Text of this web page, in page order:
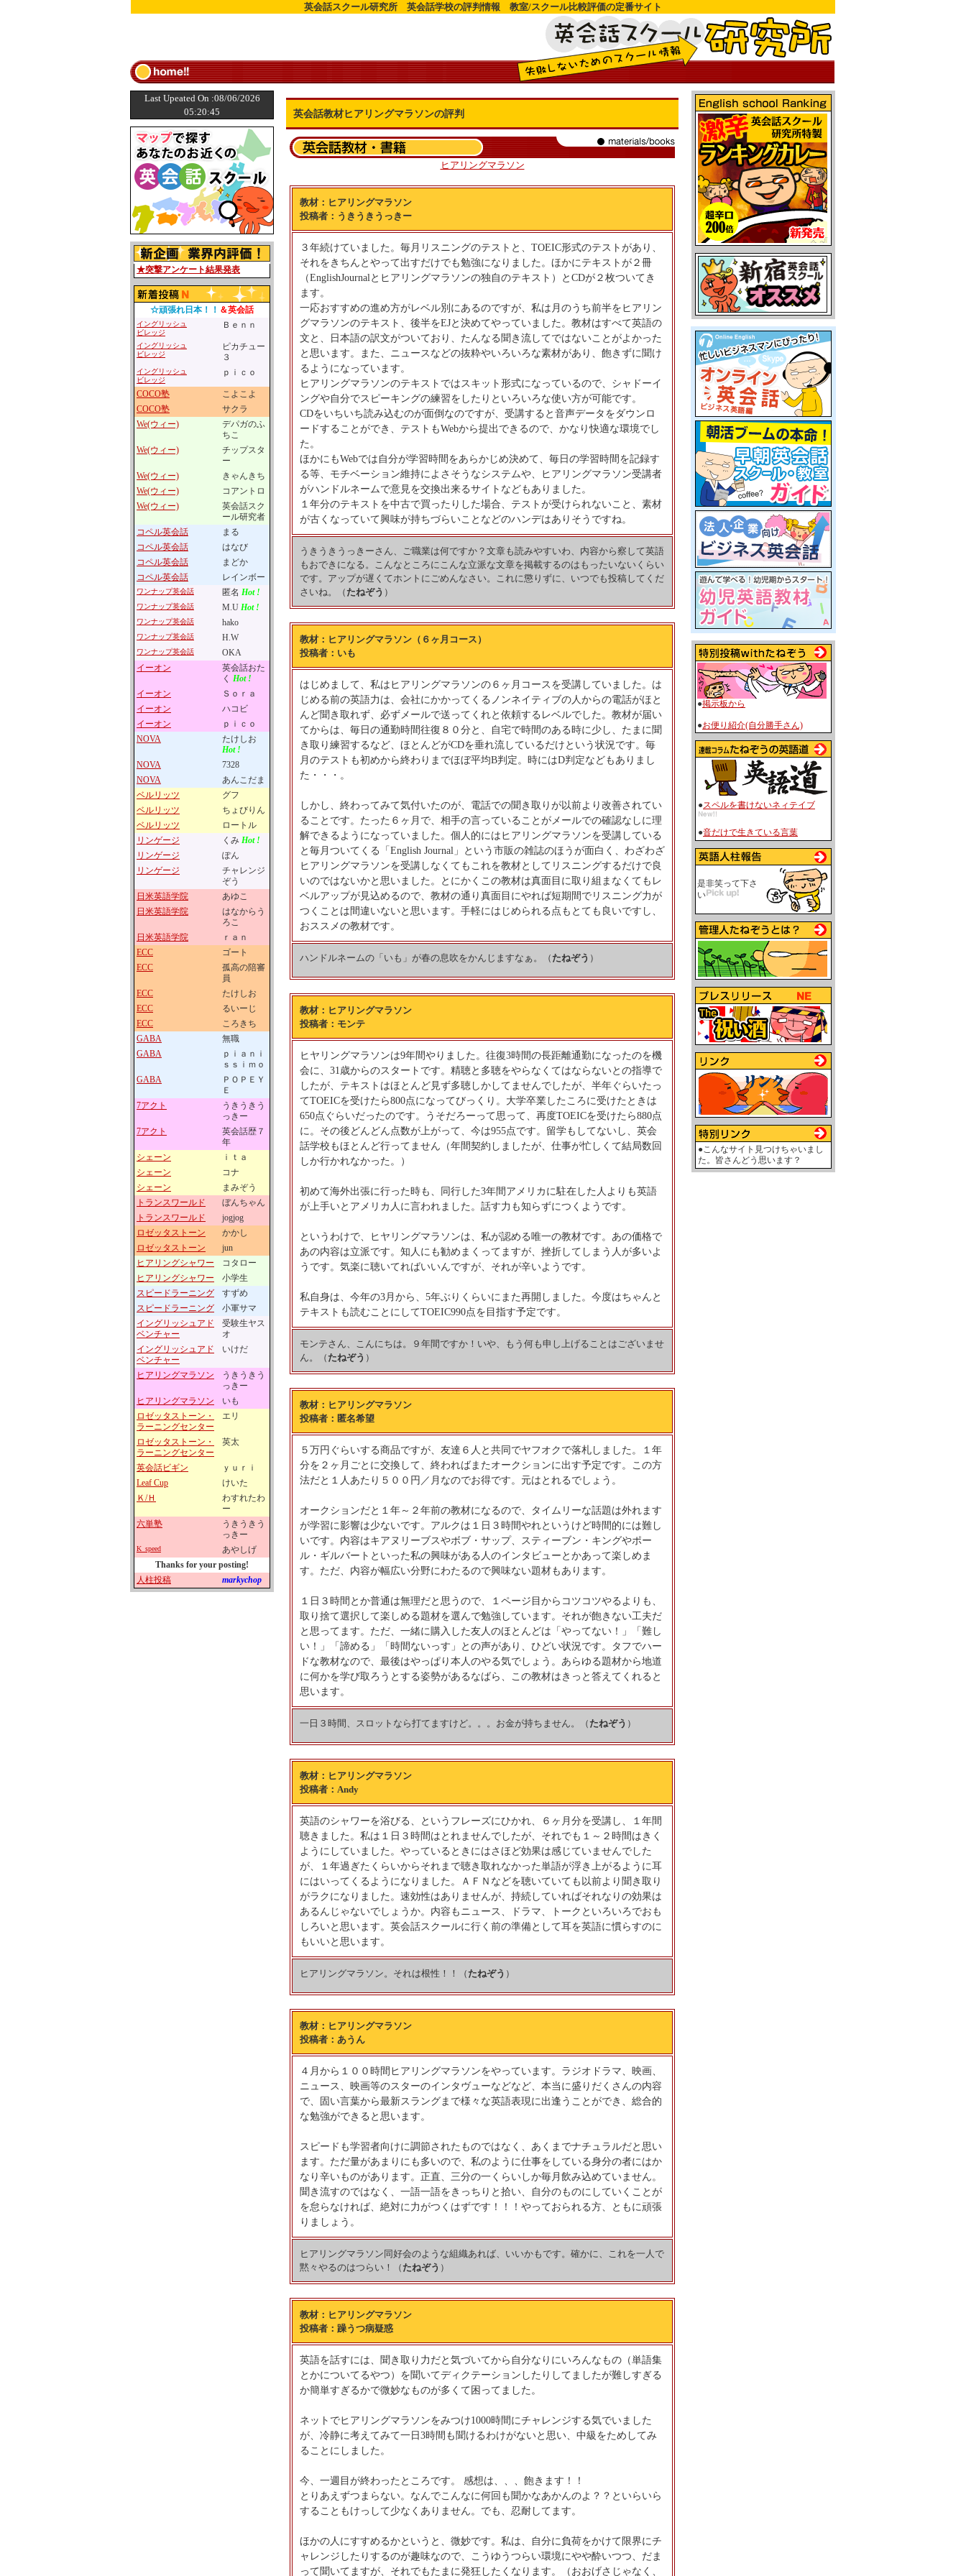
英会話スクール研究所 英会話学校の評判情報 教室/スクール比較評価の定番サイト
Last Upeated On :08/06/2026
05:20:45
★突撃アンケート結果発表
☆頑張れ日本！！ ＆英会話
イングリッシュ
ビレッジ
Ｂｅｎｎ
イングリッシュ
ビレッジ
ピカチュー
３
イングリッシュ
ビレッジ
ｐｉｃｏ
COCO塾
こよこよ
COCO塾
サクラ
We(ウィー)
デパガのふ
ちこ
We(ウィー)
チップスタ
ー
We(ウィー)
きゃんきち
We(ウィー)
コアントロ
We(ウィー)
英会話スク
ール研究者
コペル英会話
まる
コペル英会話
はなび
コペル英会話
まどか
コペル英会話
レインボー
ワンナップ英会話 匿名 Hot !
ワンナップ英会話 M.U Hot !
ワンナップ英会話 hako
ワンナップ英会話 H.W
ワンナップ英会話
OKA
イーオン
英会話おた
く Hot !
イーオン
Ｓｏｒａ
イーオン
ハコビ
イーオン
ｐｉｃｏ
NOVA
たけしお
Hot !
NOVA
7328
NOVA
あんこだま
ベルリッツ
グフ
ベルリッツ
ちょびりん
ベルリッツ
ロートル
リンゲージ
くみ Hot !
リンゲージ
ぽん
リンゲージ
チャレンジ
ぞう
日米英語学院
あゆこ
日米英語学院
はなからう
ろこ
日米英語学院
ｒａｎ
ECC
ゴート
ECC
孤高の陪審
員
ECC
たけしお
ECC
るいーじ
ECC
ころきち
GABA
無職
GABA
ｐｉａｎｉ
ｓｓｉｍｏ
GABA
ＰＯＰＥＹ
Ｅ
7アクト
うきうきう
っきー
7アクト
英会話歴７
年
シェーン
ｉｔａ
シェーン
コナ
シェーン
まみぞう
トランスワールド
ぼんちゃん
トランスワールド
jogjog
ロゼッタストーン
かかし
ロゼッタストーン
jun
ヒアリングシャワー
コタロー
ヒアリングシャワー
小学生
スピードラーニング
すずめ
スピードラーニング
小軍サマ
イングリッシュアド
ベンチャー
受験生ヤス
オ
イングリッシュアド
ベンチャー
いけだ
ヒアリングマラソン
うきうきう
っきー
ヒアリングマラソン
いも
ロゼッタストーン・
ラーニングセンター
エリ
ロゼッタストーン・
ラーニングセンター
英太
英会話ビギン
ｙｕｒｉ
Leaf Cup
けいた
Ｋ/Ｈ
わすれたわ
ー
六単塾
うきうきう
っきー
K_speed
あやしげ
Thanks for your posting!
人柱投稿
markychop
英会話教材ヒアリングマラソンの評判
ヒアリングマラソン
教材：ヒアリングマラソン
投稿者：うきうきうっきー
３年続けていました。毎月リスニングのテストと、TOEIC形式のテストがあり、
それをきちんとやって出すだけでも勉強になりました。ほかにテキストが２冊
（EnglishJournalとヒアリングマラソンの独自のテキスト）とCDが２枚ついてき
ます。
一応おすすめの進め方がレベル別にあるのですが、私は月のうち前半をヒアリン
グマラソンのテキスト、後半をEJと決めてやっていました。教材はすべて英語の
文と、日本語の訳文がついており、たんなる聞き流してではないことがよかった
と思います。また、ニュースなどの抜粋やいろいろな素材があり、飽きずに聞け
るようになっています。
ヒアリングマラソンのテキストではスキット形式になっているので、シャドーイ
ングや自分でスピーキングの練習をしたりといろいろな使い方が可能です。
CDをいちいち読み込むのが面倒なのですが、受講すると音声データをダウンロ
ードすることができ、テストもWebから提出できるので、かなり快適な環境でし
た。
ほかにもWebでは自分が学習時間をあらかじめ決めて、毎日の学習時間を記録す
る等、モチベーション維持によさそうなシステムや、ヒアリングマラソン受講者
がハンドルネームで意見を交換出来るサイトなどもありました。
１年分のテキストを中古で買ったりした場合、テストが受けられないこと、素材
が古くなっていて興味が持ちづらいことなどのハンデはありそうですね。
うきうきうっきーさん、ご職業は何ですか？文章も読みやすいわ、内容から察して英語
もおできになる。こんなところにこんな立派な文章を掲載するのはもったいないくらい
です。アップが遅くてホントにごめんなさい。これに懲りずに、いつでも投稿してくだ
さいね。（たねぞう ）
教材：ヒアリングマラソン（６ヶ月コース）
投稿者：いも
はじめまして、私はヒアリングマラソンの６ヶ月コースを受講していました。は
じめる前の英語力は、会社にかかってくるノンネイティブの人からの電話がほと
んど聞き取れず、必ずメールで送ってくれと依頼するレベルでした。教材が届い
てからは、毎日の通勤時間往復８０分と、自宅で時間のある時に少し、たまに聞
き取り練習するなど、ほとんどがCDを垂れ流しているだけという状況です。毎
月のテストも初めから終わりまでほぼ平均B判定。時にはD判定などもありまし
た・・・。
しかし、終わってみて気付いたのが、電話での聞き取りが以前より改善されてい
ることです。たった６ヶ月で、相手の言っていることがメールでの確認なしに理
解できるようになっていました。個人的にはヒアリングマラソンを受講している
と毎月ついてくる「English Journal」という市販の雑誌のほうが面白く、わざわざ
ヒアリングマラソンを受講しなくてもこれを教材としてリスニングするだけで良
いのではないかと思いました。とにかくこの教材は真面目に取り組まなくてもレ
ベルアップが見込めるので、教材の通り真面目にやれば短期間でリスニング力が
つくことは間違いないと思います。手軽にはじめられる点もとても良いですし、
おススメの教材です。
ハンドルネームの「いも」が春の息吹をかんじますなぁ。（たねぞう ）
教材：ヒアリングマラソン
投稿者：モンテ
ヒヤリングマラソンは9年間やりました。往復3時間の長距離通勤になったのを機
会に、31歳からのスタートです。精聴と多聴をやらなくてはならないとの指導で
したが、テキストはほとんど見ず多聴しかしてませんでしたが、半年ぐらいたっ
てTOEICを受けたら800点になってびっくり。大学卒業したころに受けたときは
650点ぐらいだったのです。うそだろーって思って、再度TOEICを受けたら880点
に。その後どんどん点数が上がって、今は955点です。留学もしてないし、英会
話学校もほとんど行ってません（年間契約しましたが、仕事が忙しくて結局数回
しか行かれなかった。）
初めて海外出張に行った時も、同行した3年間アメリカに駐在した人よりも英語
が上手いとアメリカ人に言われました。話す力も知らずにつくようです。
というわけで、ヒヤリングマラソンは、私が認める唯一の教材です。あの価格で
あの内容は立派です。知人にも勧めまくってますが、挫折してしまう人が多いよ
うです。気楽に聴いてればいいんですが、それが辛いようです。
私自身は、今年の3月から、5年ぶりくらいにまた再開しました。今度はちゃんと
テキストも読むことにしてTOEIC990点を目指す予定です。
モンテさん、こんにちは。９年間ですか！いや、もう何も申し上げることはございませ
ん。（たねぞう ）
教材：ヒアリングマラソン
投稿者：匿名希望
５万円ぐらいする商品ですが、友達６人と共同でヤフオクで落札しました。１年
分を２ヶ月ごとに交換して、終わればまたオークションに出す予定です。この方
法だと１人あたり５００円／月なのでお得です。元はとれるでしょう。
オークションだと１年～２年前の教材になるので、タイムリーな話題は外れます
が学習に影響は少ないです。アルクは１日３時間やれというけど時間的には難し
いです。内容はキアヌリーブスやボブ・サップ、スティーブン・キングやポー
ル・ギルバートといった私の興味がある人のインタビューとかあって楽しめま
す。ただ、内容が幅広い分野にわたるので興味ない題材もあります。
１日３時間とか普通は無理だと思うので、１ページ目からコツコツやるよりも、
取り捨て選択して楽しめる題材を選んで勉強しています。それが飽きない工夫だ
と思ってます。ただ、一緒に購入した友人のほとんどは「やってない！」「難し
い！」「諦める」「時間ないっす」との声があり、ひどい状況です。タフでハー
ドな教材なので、最後はやっぱり本人のやる気でしょう。あらゆる題材から地道
に何かを学び取ろうとする姿勢があるなばら、この教材はきっと答えてくれると
思います。
一日３時間、スロットなら打てますけど。。。お金が持ちません。（たねぞう ）
教材：ヒアリングマラソン
投稿者：Andy
英語のシャワーを浴びる、というフレーズにひかれ、６ヶ月分を受講し、１年間
聴きました。私は１日３時間はとれませんでしたが、それでも１～２時間はきく
ようにしていました。やっているときにはさほど効果は感じていませんでした
が、１年過ぎたくらいからそれまで聴き取れなかった単語が浮き上がるように耳
にはいってくるようになりました。ＡＦＮなどを聴いていても以前より聞き取り
がラクになりました。速効性はありませんが、持続していればそれなりの効果は
あるんじゃないでしょうか。内容もニュース、ドラマ、トークといろいろでおも
しろいと思います。英会話スクールに行く前の準備として耳を英語に慣らすのに
もいいと思います。
ヒアリングマラソン。それは根性！！（たねぞう ）
教材：ヒアリングマラソン
投稿者：あうん
４月から１００時間ヒアリングマラソンをやっています。ラジオドラマ、映画、
ニュース、映画等のスターのインタヴューなどなど、本当に盛りだくさんの内容
で、固い言葉から最新スラングまで様々な英語表現に出逢うことができ、総合的
な勉強ができると思います。
スピードも学習者向けに調節されたものではなく、あくまでナチュラルだと思い
ます。ただ量があまりにも多いので、私のように仕事をしている身分の者にはか
なり辛いものがあります。正直、三分の一くらいしか毎月飲み込めていません。
聞き流すのではなく、一語一語をきっちりと拾い、自分のものにしていくことが
を怠らなければ、絶対に力がつくはずです！！！やっておられる方、ともに頑張
りましょう。
ヒアリングマラソン同好会のような組織あれば、いいかもです。確かに、これを一人で
黙々やるのはつらい！（たねぞう ）
教材：ヒアリングマラソン
投稿者：躁うつ病疑惑
英語を話すには、聞き取り力だと気づいてから自分なりにいろんなもの（単語集
とかについてるやつ）を聞いてディクテーションしたりしてましたが難しすぎる
か簡単すぎるかで微妙なものが多くて困ってました。
ネットでヒアリングマラソンをみつけ1000時間にチャレンジする気でいました
が、冷静に考えてみて一日3時間も聞けるわけがないと思い、中級をためしてみ
ることにしました。
今、一週目が終わったところです。 感想は、、、飽きます！！
とりあえずつまらない。なんでこんなに何回も聞かなあかんのよ？？といらいら
することもけっして少なくありません。でも、忍耐してます。
ほかの人にすすめるかというと、微妙です。私は、自分に負荷をかけて限界にチ
ャレンジしたりするのが趣味なので、こうゆうつらい環境にやや酔いつつ、だま
って聞いてますが、それでもたまに発狂したくなります。（おおげさじゃなく、
●掲示板から
●お便り紹介(自分勝手さん)
●スペルを書けないネィテイブ
●音だけで生きている言葉
是非笑って下さ
い
●こんなサイト見つけちゃいまし
た。皆さんどう思います？